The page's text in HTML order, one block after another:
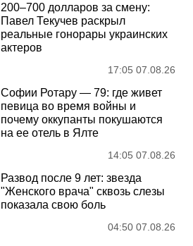
200–700 долларов за смену:
Павел Текучев раскрыл
реальные гонорары украинских
актеров
17:05 07.08.26
Софии Ротару — 79: где живет
певица во время войны и
почему оккупанты покушаются
на ее отель в Ялте
14:05 07.08.26
Развод после 9 лет: звезда
"Женского врача" сквозь слезы
показала свою боль
04:50 07.08.26